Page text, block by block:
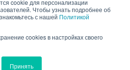
cookie для персонализации
Чтобы узнать подробнее об
с нашей Политикой
cookies в настройках своего
Принять
© 2026 ООО "Гротек"
конфиденциальности